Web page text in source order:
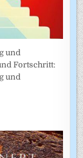
und
Fortschritt:
und